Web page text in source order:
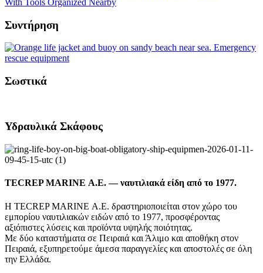
Συντήρηση
Σωστικά
Υδραυλικά Σκάφους
TECREP MARINE Α.Ε. — ναυτιλιακά είδη από το 1977.
Η TECREP MARINE Α.Ε. δραστηριοποιείται στον χώρο του
εμπορίου ναυτιλιακών ειδών από το 1977, προσφέροντας
αξιόπιστες λύσεις και προϊόντα υψηλής ποιότητας.
Με δύο καταστήματα σε Πειραιά και Άλιμο και αποθήκη στον
Πειραιά, εξυπηρετούμε άμεσα παραγγελίες και αποστολές σε όλη
την Ελλάδα.